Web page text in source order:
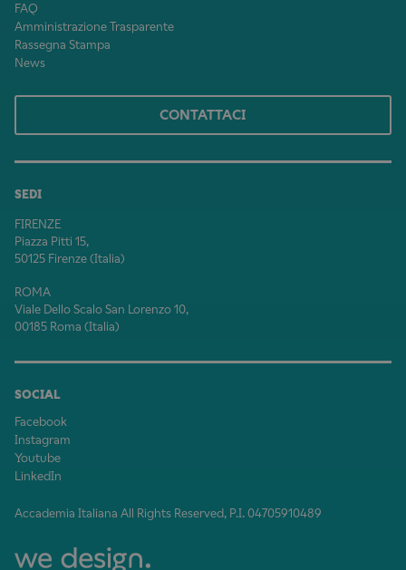
FAQ
Amministrazione Trasparente
Rassegna Stampa
News
SEDI
FIRENZE
Piazza Pitti 15,
50125 Firenze (Italia)
ROMA
Viale Dello Scalo San Lorenzo 10,
00185 Roma (Italia)
SOCIAL
Facebook
Instagram
Youtube
LinkedIn
Accademia Italiana All Rights Reserved, P.I. 04705910489
CONTATTACI